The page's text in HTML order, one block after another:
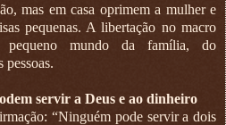
mas em casa oprimem a mulher e
pequenas. A libertação no macro
mundo da família, do
pessoas.
servir a Deus e ao dinheiro
“Ninguém pode servir a dois